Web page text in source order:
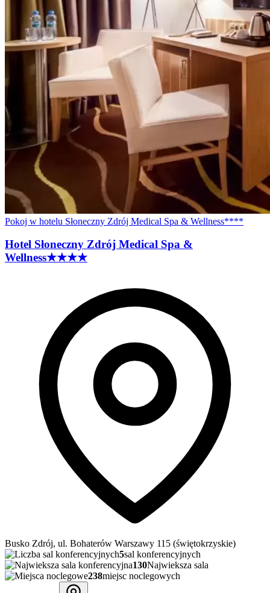
Pokoj w hotelu Słoneczny Zdrój Medical Spa & Wellness****
Hotel Słoneczny Zdrój Medical Spa &
Wellness★★★★
Busko Zdrój, ul. Bohaterów Warszawy 115 (świętokrzyskie)
5sal konferencyjnych
130Najwieksza sala
238miejsc noclegowych